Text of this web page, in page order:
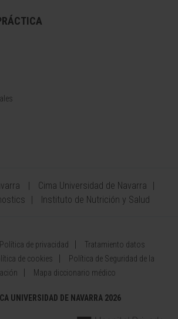
Cima Universidad de Navarra
Instituto de Nutrición y Salud
Política de privacidad
Tratamiento datos
de cookies
Política de Seguridad de la
Mapa diccionario médico
UNIVERSIDAD DE NAVARRA 2026